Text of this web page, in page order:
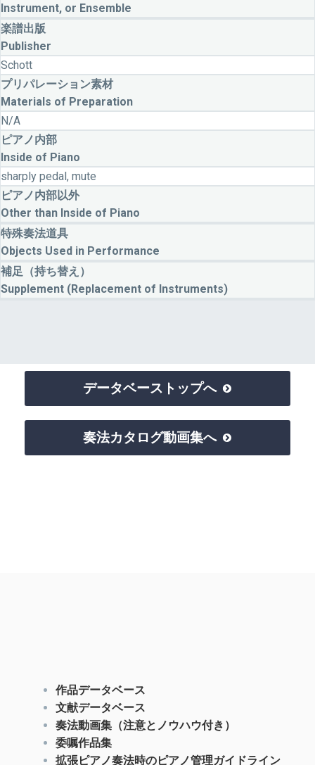
Instrument, or Ensemble
楽譜出版
Publisher
Schott
プリパレーション素材
Materials of Preparation
N/A
ピアノ内部
Inside of Piano
sharply pedal, mute
ピアノ内部以外
Other than Inside of Piano
特殊奏法道具
Objects Used in Performance
補足（持ち替え）
Supplement (Replacement of Instruments)
データベーストップへ 
奏法カタログ動画集へ 
作品データベース
文献データベース
奏法動画集（注意とノウハウ付き）
委嘱作品集
拡張ピアノ奏法時のピアノ管理ガイドライン